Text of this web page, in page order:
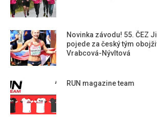
Novinka závodu! 55. ČEZ
pojede za český tým
Vrabcová-Nývltová
RUN magazine team